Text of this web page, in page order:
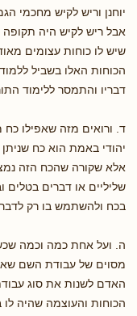
יוחנן וריש לקיש מחכמי
אבל ריש לקיש היה תקופה
שיש לו כוחות עצומים
הכוחות האלו בשביל
דבריו והתמסר ללימוד
ד. ורואים מזה שאפילו
יהודי באמת הוא כח
אלא שקורה שהכח הזה
שליליים או דברים בטלים
בכח ולהשתמש בו רק
ה. ועל אחת כמה וכמה
מסוים של עבודת השם
האדם לשנות את סוג
הכוחות והעוצמה שהיה לו